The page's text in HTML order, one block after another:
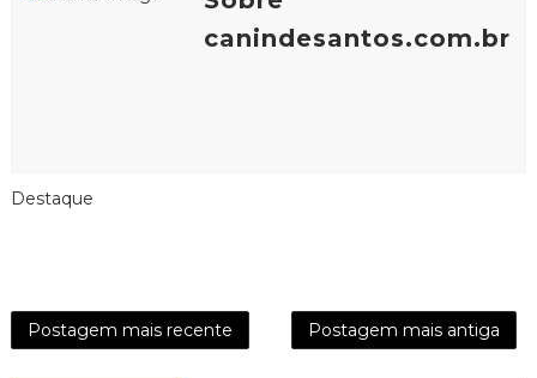
canindesantos.com.br
Destaque
Postagem mais recente Postagem mais antiga